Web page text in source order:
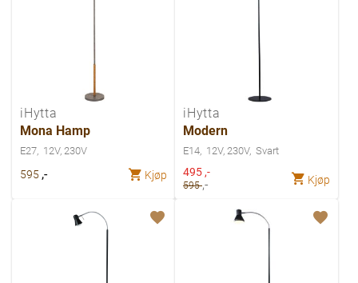
iHytta
Mona Hamp
E27 12V, 230V
595 ,- Kjøp
iHytta
Modern
E14 12V, 230V Svart
Spesialpris
495 ,-
595,- Kjøp